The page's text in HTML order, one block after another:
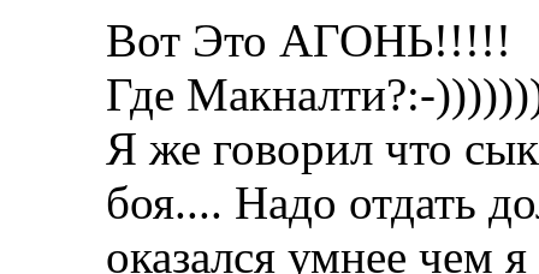
Вот Это АГОНЬ!!!!!
Где Макналти?:-
Я же говорил что
боя.... Надо отдать
оказался умнее чем